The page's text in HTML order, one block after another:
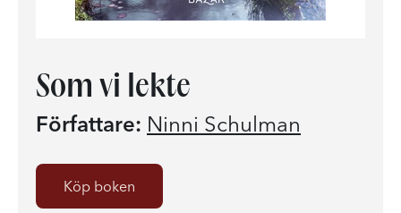
Som vi lekte
Författare: Ninni Schulman
Köp boken